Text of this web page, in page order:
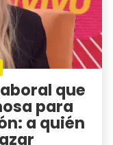
que
para
a quién